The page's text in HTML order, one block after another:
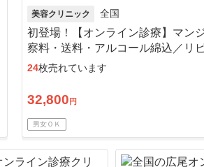
美容クリニック 全国
初登場！【オンライン診療】マン
察料・送料・アルコール綿込／リ
24枚売れています
32,800 円
男女ＯＫ